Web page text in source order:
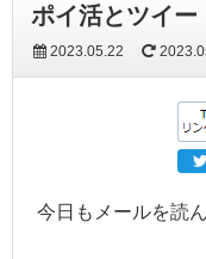
ポイ活とツイー
2023.05.22
今日もメールを読